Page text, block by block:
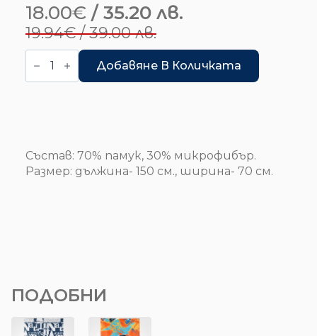
19.94€/ 39.00 лв.
Original
price
was:
18.00€ / 35.20 лв.
Текущата
цена
е:
количество
за
Добавяне В Количката
Състав: 70% памук, 30% микрофибър.
Размер: дължина- 150 см., ширина- 70 см.
ПОДОБНИ